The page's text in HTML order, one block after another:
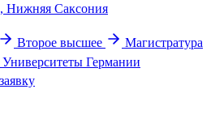
Нижняя Саксония
Второе высшее
Магистратура
Университеты Германии